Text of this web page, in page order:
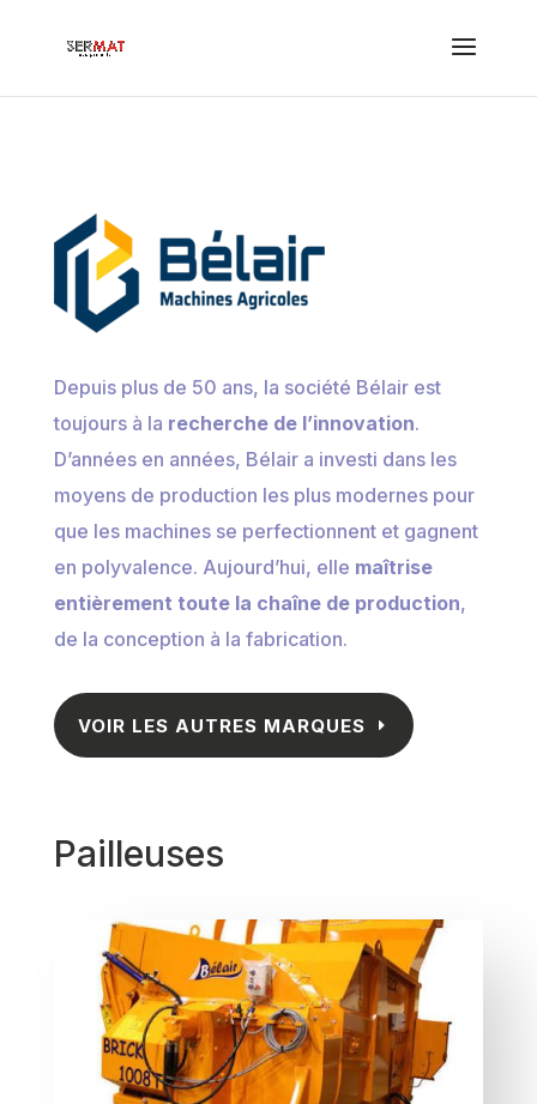
Depuis plus de 50 ans, la société Bélair est
toujours à la recherche de l’innovation.
D’années en années, Bélair a investi dans les
moyens de production les plus modernes pour
que les machines se perfectionnent et gagnent
en polyvalence. Aujourd’hui, elle maîtrise
entièrement toute la chaîne de production,
de la conception à la fabrication.
VOIR LES AUTRES MARQUES
Pailleuses